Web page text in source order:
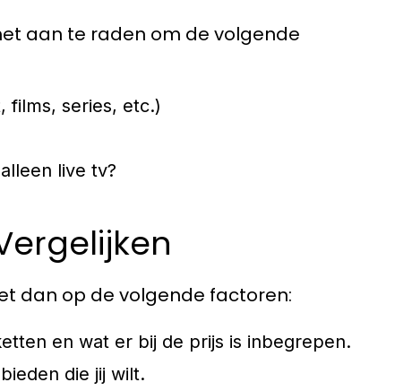
aan te raden om de volgende
films, series, etc.)
live tv?
dan op de volgende factoren:
en wat er bij de prijs is inbegrepen.
die jij wilt.